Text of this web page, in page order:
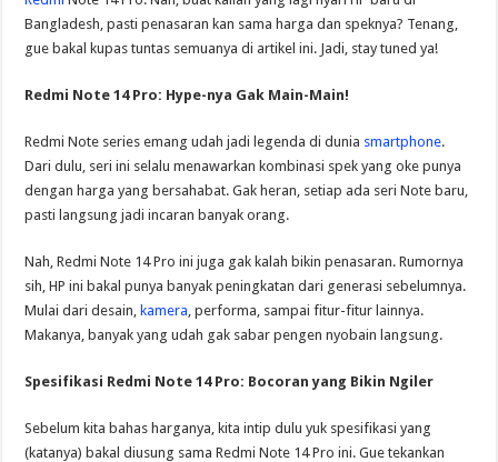
Bangladesh, pasti penasaran kan sama harga dan speknya? Tenang,
gue bakal kupas tuntas semuanya di artikel ini. Jadi, stay tuned ya!
Redmi Note 14 Pro: Hype-nya Gak Main-Main!
Redmi Note series emang udah jadi legenda di dunia smartphone.
Dari dulu, seri ini selalu menawarkan kombinasi spek yang oke punya
dengan harga yang bersahabat. Gak heran, setiap ada seri Note baru,
pasti langsung jadi incaran banyak orang.
Nah, Redmi Note 14 Pro ini juga gak kalah bikin penasaran. Rumornya
sih, HP ini bakal punya banyak peningkatan dari generasi sebelumnya.
Mulai dari desain,kamera , performa, sampai fitur-fitur lainnya.
Makanya, banyak yang udah gak sabar pengen nyobain langsung.
Spesifikasi Redmi Note 14 Pro: Bocoran yang Bikin Ngiler
Sebelum kita bahas harganya, kita intip dulu yuk spesifikasi yang
(katanya) bakal diusung sama Redmi Note 14 Pro ini. Gue tekankan